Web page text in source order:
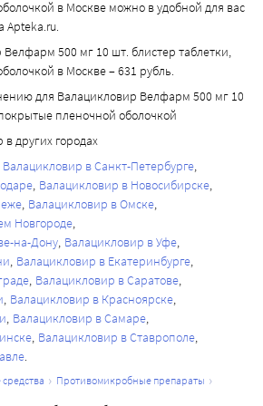
клиренс креатинина,
функция почек быстро
при этом доза препарата
для показания: лечение
(Herpes zoster) и
герпеса
после гемодиализа у
проводят периодический
функции печени
с применением
1000 мг у взрослых
печени легкой или средней
сохраненной синтетической
на плазму крови приходится на
и 1 % - на 8-OH-ACV.
не метаболизируются
цитохрома Р450.
функцией почек период
из плазмы крови после
приема
около 3 часов. Менее 1 % от
выводится почками в
выводится из
в виде ацикловира
дозы) и метаболита ацикловира
не является
и степень всасывания
дозы, приводя к менее
увеличению максимальной
в Москве можно в удобной для вас
Apteka.ru.
500 мг 10 шт. блистер таблетки,
в Москве – 631 рубль.
для Валацикловир Велфарм 500 мг 10
пленочной оболочкой
других городах
Валацикловир в Санкт-Петербурге
Валацикловир в Новосибирске
Валацикловир в Омске
Новгороде
на-Дону Валацикловир в Уфе
Валацикловир в Екатеринбурге
Валацикловир в Саратове
Валацикловир в Красноярске
Валацикловир в Самаре
Валацикловир в Ставрополе
противомикробные препараты